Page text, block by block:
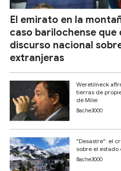
El emirato en la
caso barilochense que
discurso nacional
extranjeras
Weretilneck
tierras de
de Milei
Bache3000
"Desastre": el
sobre el
Bache3000